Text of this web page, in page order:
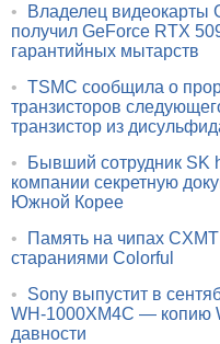
•
Владелец видеокарты
получил GeForce RTX
гарантийных мытарств
• TSMC сообщила о
транзисторов
транзистор из
•
Бывший сотрудник SK
компании секретную
Южной Корее
•
Память на чипах
стараниями Colorful
•
Sony выпустит в
WH-1000XM4C — копию
давности